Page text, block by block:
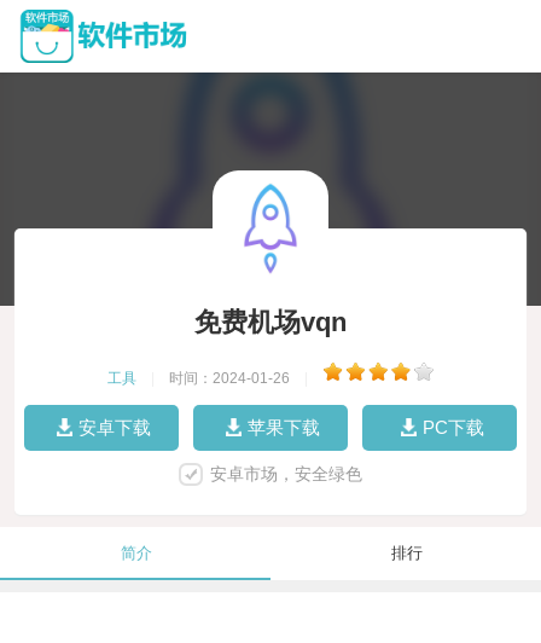
免费机场vqn
工具 时间：2024-01-26
安卓下载 苹果下载 PC下载
安卓市场，安全绿色
简介 排行